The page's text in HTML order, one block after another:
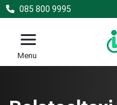
085 800 9995
Menu